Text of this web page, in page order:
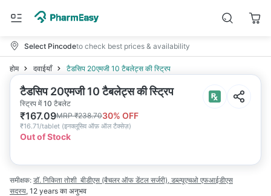
Select Pincodeto check best prices & availability
होम दवाईयाँ टैडसिप 20एमजी 10 टैबलेट्स की स्ट्रिप
टैडसिप 20एमजी 10 टैबलेट्स की स्ट्रिप
स्ट्रिप में 10 टैबलेट
₹167.09MRP₹238.7030% OFF
₹16.71/tablet (इनक्लूसिव ऑफ़ ऑल टैक्सेज़)
Out of Stock
समीक्षक: डॉ. निकिता तोशी बीडीएस (बैचलर ऑफ डेंटल सर्जरी), डब्ल्यूएचओ एफआईडीएस
सदस्य, 12 years का अनुभव